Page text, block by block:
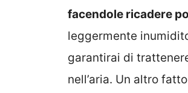
facendole ricadere
leggermente
garantirai di
nell’aria. Un altro